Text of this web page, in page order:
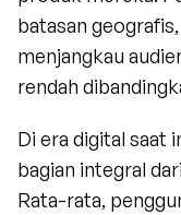
batasan
menjangkau
rendah
Di era digital saat
bagian integral
Rata-rata,